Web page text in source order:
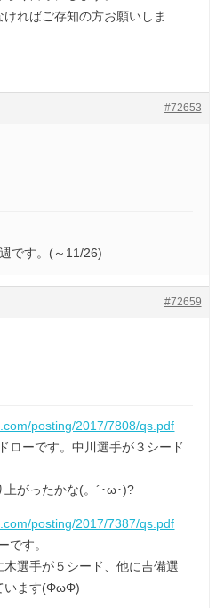
ればご存知の方お願いしま
#72653
です。(～11/26)
#72659
posting/2017/7808/qs.pdf
ローです。中川選手が３シード
がったかな(。´･ω･)?
posting/2017/7387/qs.pdf
です。
選手が５シード、他に吉備選
います(ΦωΦ)